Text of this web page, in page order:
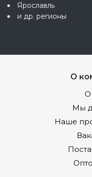
Ярославль
и др. регионы
О
О
Мы
Наше